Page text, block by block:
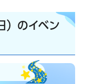
のイベン